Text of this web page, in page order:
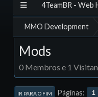
4TeamBR - Web
MMO Development
Mods
0 Membros e 1
IR PARA O FIM Páginas 1